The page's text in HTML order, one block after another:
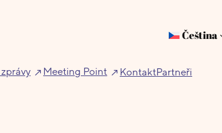
Čeština
Meeting Point KontaktPartneři